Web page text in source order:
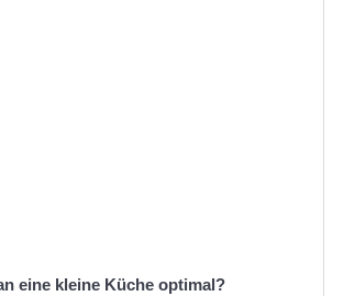
eine kleine Küche optimal?